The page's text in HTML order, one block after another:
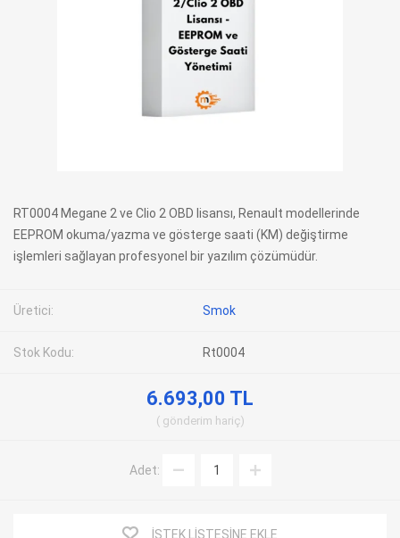
RT0004 Megane 2 ve Clio 2 OBD lisansı, Renault modellerinde
EEPROM okuma/yazma ve gösterge saati (KM) değiştirme
işlemleri sağlayan profesyonel bir yazılım çözümüdür.
Üretici: Smok
Stok Kodu: Rt0004
6.693,00 TL
gönderim hariç
Adet:
İSTEK LISTESINE EKLE